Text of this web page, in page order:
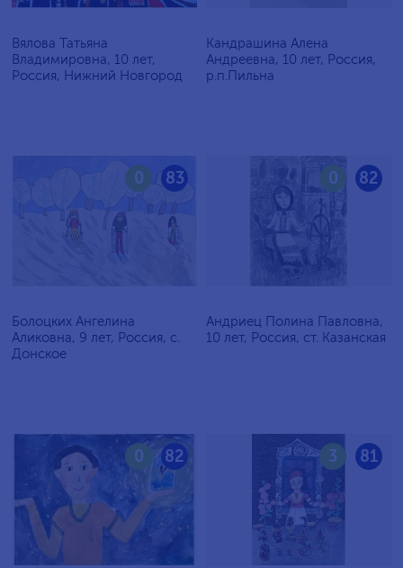
Вялова Татьяна
Владимировна, 10 лет,
Россия, Нижний Новгород
Кандрашина Алена
Андреевна, 10 лет, Россия,
р.п.Пильна
83
0
Болоцких Ангелина
Аликовна, 9 лет, Россия, с.
Донское
82
0
Андриец Полина Павловна,
10 лет, Россия, ст. Казанская
82
0 81
3